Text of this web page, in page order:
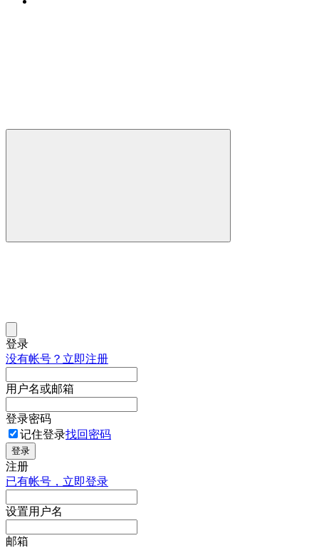
登录
没有帐号？立即注册
用户名或邮箱
登录密码
记住登录找回密码
登录
注册
已有帐号，立即登录
设置用户名
邮箱